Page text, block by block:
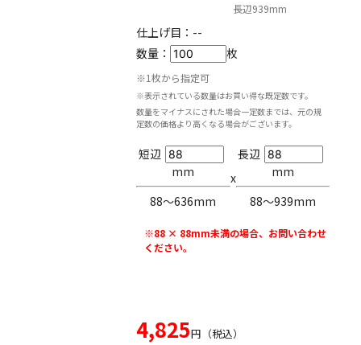
長辺939mm
仕上げ目： --
数量：
枚
※1枚から指定可
※表示されている数量はお買い得な既定数です。
数量をマイナスにされた場合一定数までは、元の規
定数の価格より高くなる場合がございます。
短辺
mm
88〜636mm
x
長辺
mm
88〜939mm
※88 × 88mm未満の場合、お問い合わせ
ください。
4,825円（税込）